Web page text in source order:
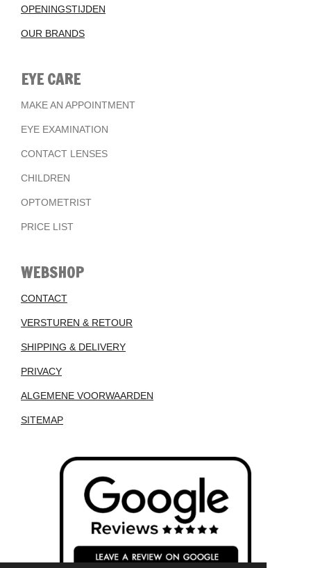
OPENINGSTIJDEN
OUR BRANDS
EYE CARE
MAKE AN APPOINTMENT
EYE EXAMINATION
CONTACT LENSES
CHILDREN
OPTOMETRIST
PRICE LIST
WEBSHOP
CONTACT
VERSTUREN & RETOUR
SHIPPING & DELIVERY
PRIVACY
ALGEMENE VOORWAARDEN
SITEMAP